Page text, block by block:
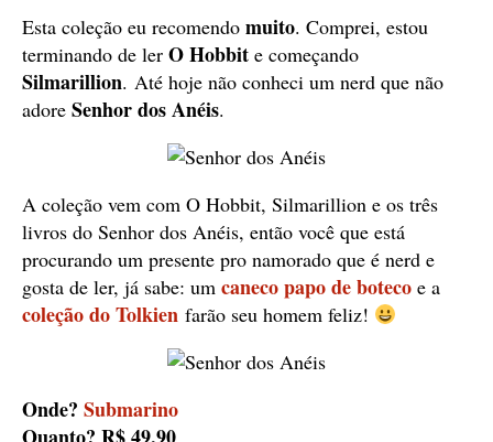
Esta coleção eu recomendo muito. Comprei, estou
terminando de ler O Hobbit e começando
Silmarillion. Até hoje não conheci um nerd que não
adore Senhor dos Anéis.
A coleção vem com O Hobbit, Silmarillion e os três
livros do Senhor dos Anéis, então você que está
procurando um presente pro namorado que é nerd e
gosta de ler, já sabe: um caneco papo de boteco e a
coleção do Tolkien farão seu homem feliz!
Onde? Submarino